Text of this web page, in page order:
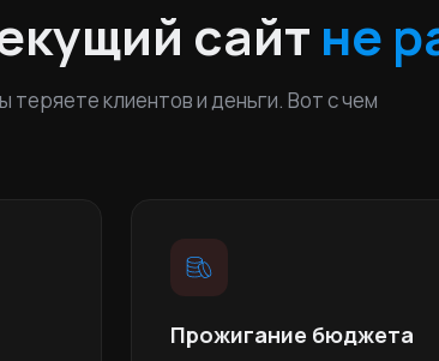
сайт не
теряете клиентов и деньги. Вот с чем
Прожигание бюджета